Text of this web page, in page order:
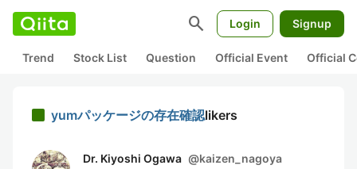
search Login Signup
Trend Stock List Question Official Event Official
yumパッケージの存在確認likers
Dr. Kiyoshi Ogawa @kaizen_nagoya